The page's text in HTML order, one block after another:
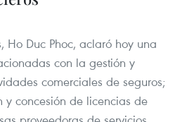
Ho Duc Phoc, aclaró hoy una
con la gestión y
comerciales de seguros;
concesión de licencias de